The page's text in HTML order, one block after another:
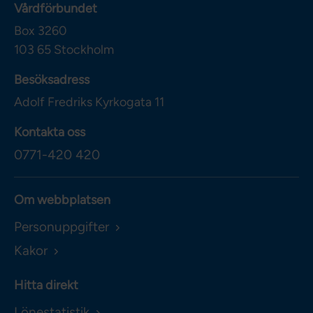
Vårdförbundet
Box 3260
103 65 Stockholm
Besöksadress
Adolf Fredriks Kyrkogata 11
Kontakta oss
0771-420 420
Om webbplatsen
Personuppgifter
Kakor
Hitta direkt